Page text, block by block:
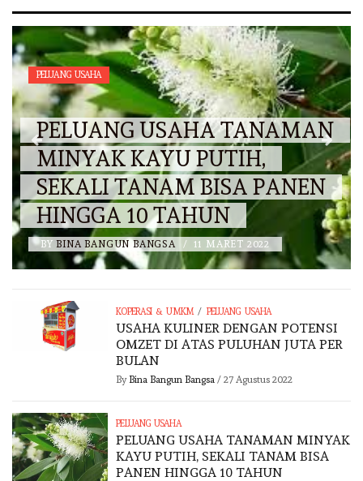
PELUANG USAHA
PELUANG USAHA TANAMAN
MINYAK KAYU PUTIH,
SEKALI TANAM BISA PANEN
HINGGA 10 TAHUN
BY BINA BANGUN BANGSA / 11 MARET 2022
KOPERASI & UMKM / PELUANG USAHA
USAHA KULINER DENGAN POTENSI
OMZET DI ATAS PULUHAN JUTA PER
BULAN
By Bina Bangun Bangsa / 27 Agustus 2022
PELUANG USAHA
PELUANG USAHA TANAMAN MINYAK
KAYU PUTIH, SEKALI TANAM BISA
PANEN HINGGA 10 TAHUN